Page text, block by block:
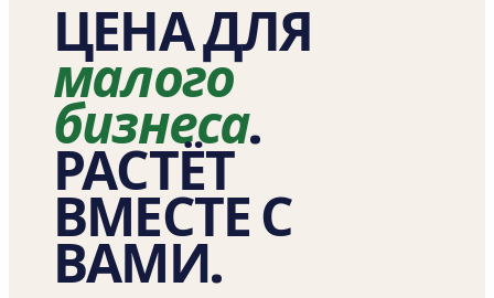
ЦЕНА ДЛЯ
малого
бизнеса.
РАСТЁТ
ВМЕСТЕ С
ВАМИ.